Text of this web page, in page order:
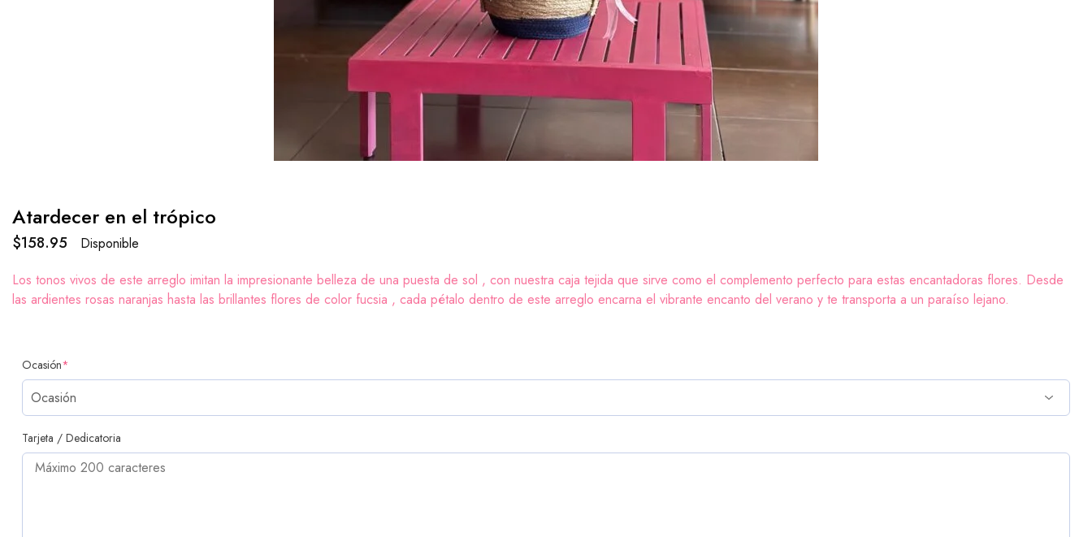
Atardecer en el trópico
$158.95
Disponible
Los tonos vivos de este arreglo imitan la impresionante belleza de una puesta de sol , con nuestra caja tejida que sirve como el complemento perfecto para estas encantadoras flores. Desde
las ardientes rosas naranjas hasta las brillantes flores de color fucsia , cada pétalo dentro de este arreglo encarna el vibrante encanto del verano y te transporta a un paraíso lejano.
Ocasión*
Tarjeta / Dedicatoria